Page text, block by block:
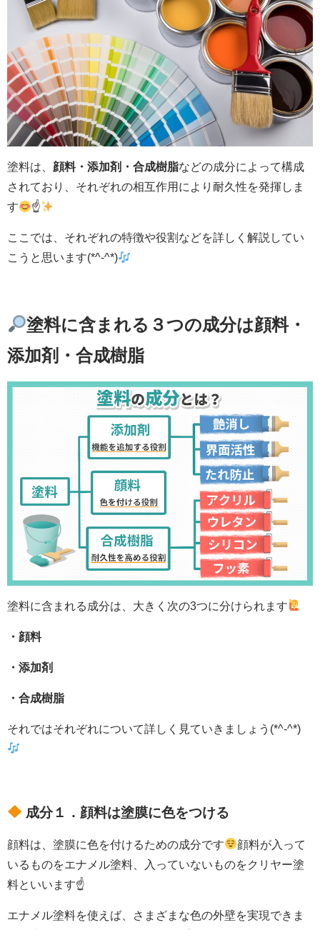
塗料は、 顔料・添加剤・合成樹脂などの成分によって構成
されており、 それぞれの相互作用により耐久性を発揮しま
す
☝
ここでは、それぞれの特徴や役割などを詳しく解説してい
こうと思います(*^-^*)
塗料に含まれる３つの成分は顔料・
添加剤・合成樹脂
塗料に含まれる成分は、大きく次の3つに分けられます
・顔料
・添加剤
・合成樹脂
それではそれぞれについて詳しく見ていきましょう(*^-^*)
成分１．顔料は塗膜に色をつける
顔料は、塗膜に色を付けるための成分です
顔料が入って
いるものをエナメル塗料、入っていないものをクリヤー塗
料といいます☝
エナメル塗料を使えば、さまざまな色の外壁を実現できま